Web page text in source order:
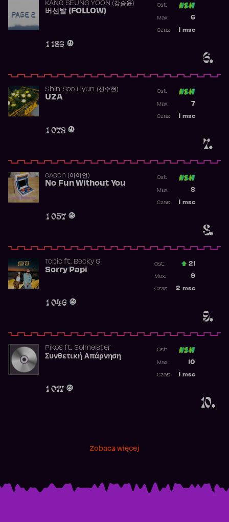
6.
KANG SEUNG YOON (강승윤)
버선발 (FOLLOW)
1 186
Ost:
6
Max:
msc
Czas:
7.
Shin Soo Hyun (신수현)
UZA
1 072
Ost:
7
Max:
msc
Czas:
8.
​eAeon (이이언)
No Fun Without You
1 057
Ost:
8
Max:
msc
Czas:
9.
Topicft. Becky G
Sorry Papi
1 046
Ost.: 21
9
Max:
2 msc
Czas:
10.
Pikosft. Solmeister
Συνθετική Απάρνηση
1 017
Ost:
10
Max:
msc
Czas:
Zobacz więcej